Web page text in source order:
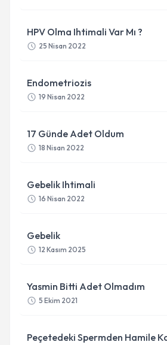
HPV Olma Ihtimali Var Mı ?
25 Nisan 2022
Endometriozis
19 Nisan 2022
17 Günde Adet Oldum
18 Nisan 2022
Gebelik Ihtimali
16 Nisan 2022
Gebelik
12 Kasım 2025
Yasmin Bitti Adet Olmadım
5 Ekim 2021
Peçetedeki Spermden Hamile